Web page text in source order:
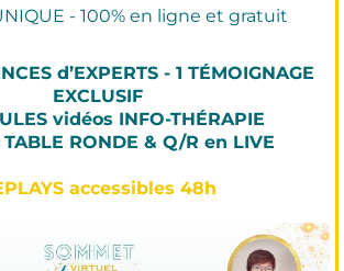
- 100% en ligne et gratuit
d’EXPERTS - 1 TÉMOIGNAGE
EXCLUSIF
vidéos INFO-THÉRAPIE
TABLE RONDE & Q/R en LIVE
accessibles 48h